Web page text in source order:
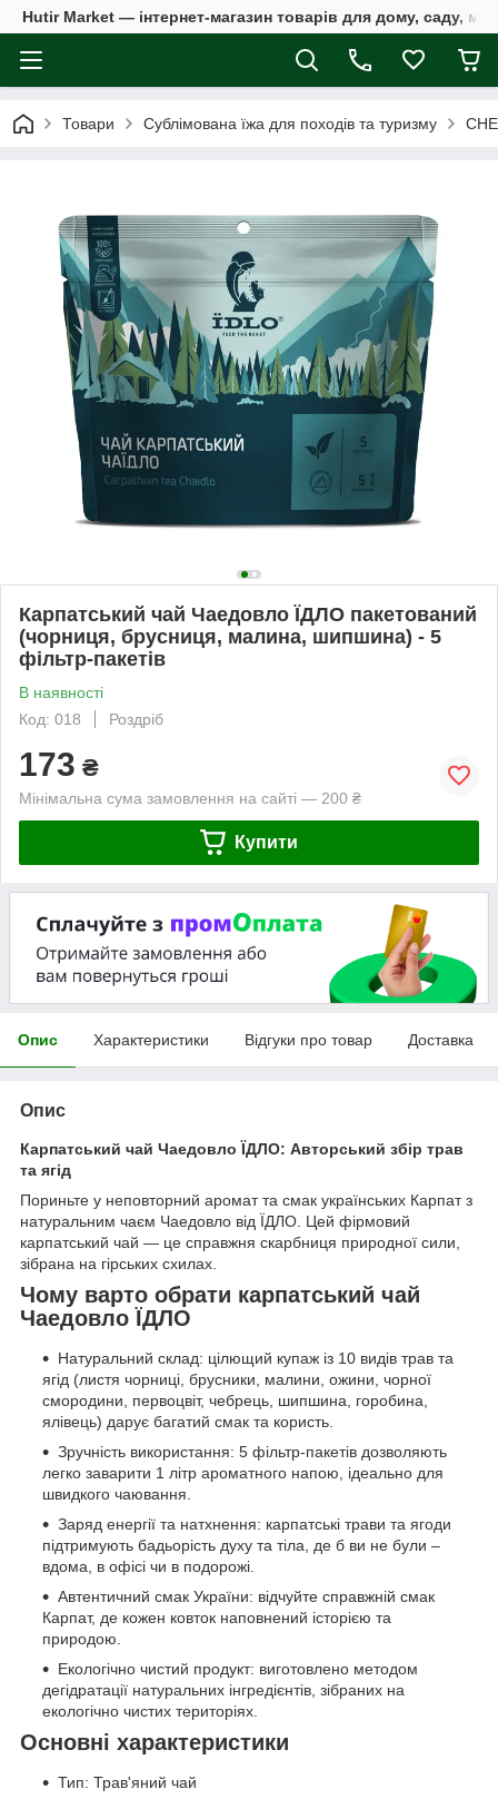
Hutir Market — інтернет-магазин товарів для дому, саду,
Товари Сублімована їжа для походів та туризму
Карпатський чай Чаедовло ЇДЛО пакетований
(чорниця, брусниця, малина, шипшина) - 5
фільтр-пакетів
В наявності
Код: 018
Роздріб
173 ₴
Мінімальна сума замовлення на сайті — 200 ₴
Купити
Опис Характеристики Відгуки про товар Доставка
Опис
Карпатський чай Чаедовло ЇДЛО: Авторський збір трав
та ягід
Пориньте у неповторний аромат та смак українських Карпат з
натуральним чаєм Чаедовло від ЇДЛО. Цей фірмовий
карпатський чай — це справжня скарбниця природної сили,
зібрана на гірських схилах.
Чому варто обрати карпатський чай
Чаедовло ЇДЛО
Натуральний склад: цілющий купаж із 10 видів трав та
ягід (листя чорниці, брусники, малини, ожини, чорної
смородини, первоцвіт, чебрець, шипшина, горобина,
ялівець) дарує багатий смак та користь.
Зручність використання: 5 фільтр-пакетів дозволяють
легко заварити 1 літр ароматного напою, ідеально для
швидкого чаювання.
Заряд енергії та натхнення: карпатські трави та ягоди
підтримують бадьорість духу та тіла, де б ви не були –
вдома, в офісі чи в подорожі.
Автентичний смак України: відчуйте справжній смак
Карпат, де кожен ковток наповнений історією та
природою.
Екологічно чистий продукт: виготовлено методом
дегідратації натуральних інгредієнтів, зібраних на
екологічно чистих територіях.
Основні характеристики
Тип: Трав'яний чай